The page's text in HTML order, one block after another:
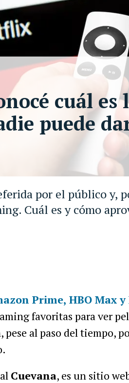
por el público y,
Cuál es y cómo
cuál es
puede
Prime, HBO Max y
favoritas para ver
pese al paso del tiempo,
Cuevana, es un sitio